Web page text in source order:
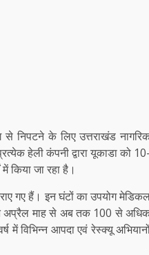
से निपटने के लिए उत्तराखंड
हेली कंपनी द्वारा यूकाडा को 10-
किया जा रहा है।
गए हैं। इन घंटों का उपयोग
अप्रैल माह से अब तक 100 से
विभिन्न आपदा एवं रेस्क्यू